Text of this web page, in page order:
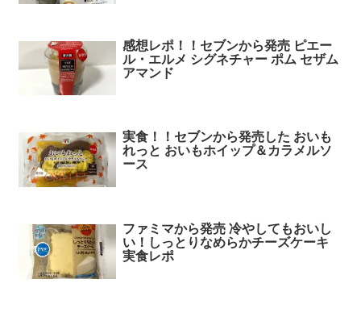
感想レポ！！セブンから発売 ピエー
ル・エルメ シグネチャー ポム セザム
アマンド
実食！！セブンから発売した おいも
れっと おいもホイップ＆カラメルソ
ース
ファミマから発売 冷やしてもおいし
い！しっとりなめらかチーズケーキ
実食レポ